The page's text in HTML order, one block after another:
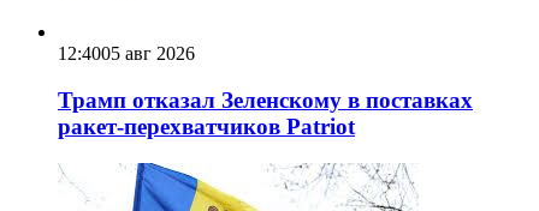
12:4005 авг 2026
Трамп отказал Зеленскому в поставках
ракет-перехватчиков Patriot